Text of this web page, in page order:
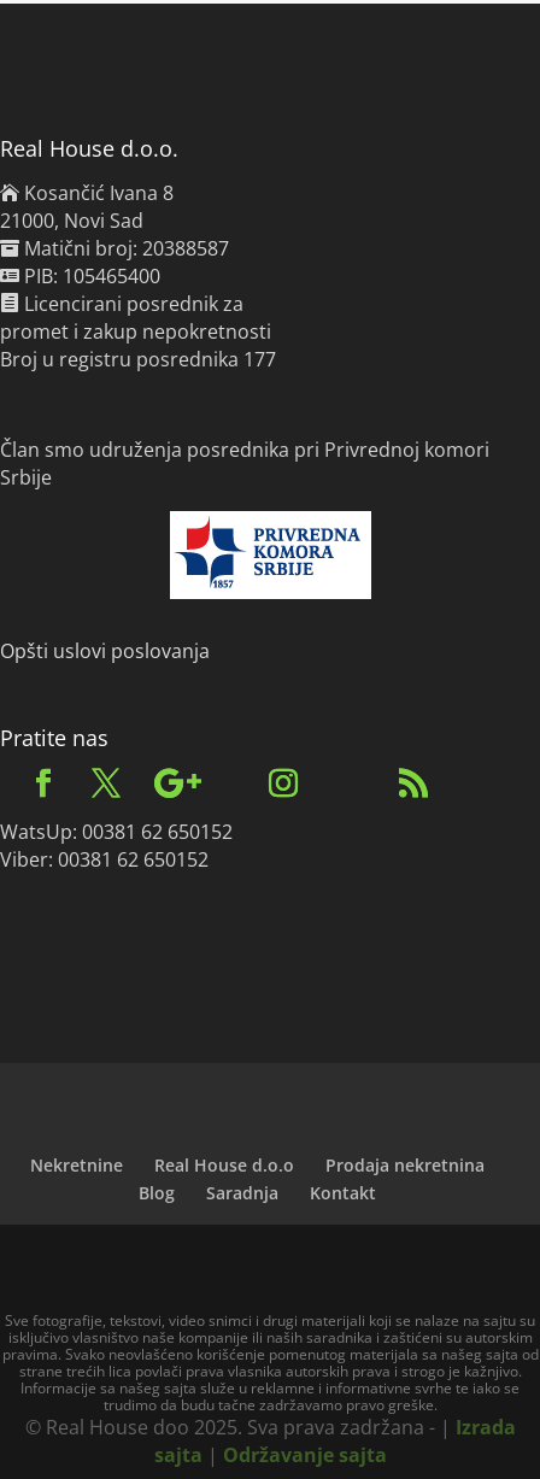
Real House d.o.o.
Kosančić Ivana 8
21000, Novi Sad
Matični broj: 20388587
PIB: 105465400
Licencirani posrednik za
promet i zakup nepokretnosti
Broj u registru posrednika 177
Član smo udruženja posrednika pri Privrednoj komori
Srbije
Opšti uslovi poslovanja
Pratite nas
WatsUp: 00381 62 650152
Viber: 00381 62 650152
Nekretnine Real House d.o.o
Prodaja nekretnina
Blog
Saradnja Kontakt
Sve fotografije, tekstovi, video snimci i drugi materijali koji se nalaze na sajtu su
isključivo vlasništvo naše kompanije ili naših saradnika i zaštićeni su autorskim
pravima. Svako neovlašćeno korišćenje pomenutog materijala sa našeg sajta od
strane trećih lica povlači prava vlasnika autorskih prava i strogo je kažnjivo.
Informacije sa našeg sajta služe u reklamne i informativne svrhe te iako se
trudimo da budu tačne zadržavamo pravo greške.
© Real House doo 2025. Sva prava zadržana - | Izrada
sajta | Održavanje sajta